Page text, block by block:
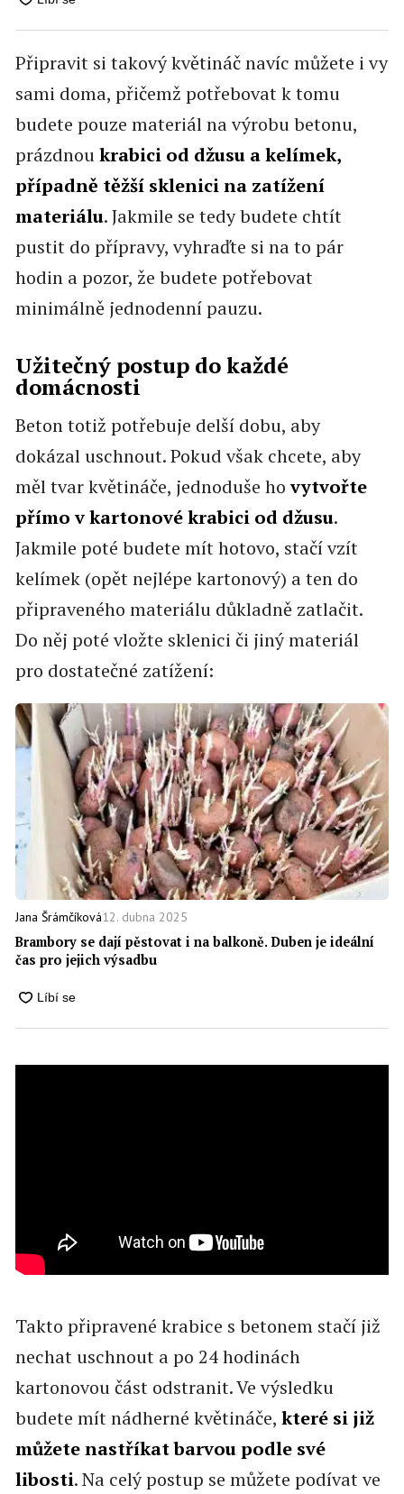
Připravit si takový květináč navíc můžete i vy
sami doma, přičemž potřebovat k tomu
budete pouze materiál na výrobu betonu,
prázdnoukrabici od džusu a kelímek,
případně těžší sklenici na zatížení
materiálu. Jakmile se tedy budete chtít
pustit do přípravy, vyhraďte si na to pár
hodin a pozor, že budete potřebovat
minimálně jednodenní pauzu.
Užitečný postup do každé
domácnosti
Beton totiž potřebuje delší dobu, aby
dokázal uschnout. Pokud však chcete, aby
měl tvar květináče, jednoduše hovytvořte
přímo v kartonové krabici od džusu.
Jakmile poté budete mít hotovo, stačí vzít
kelímek (opět nejlépe kartonový) a ten do
připraveného materiálu důkladně zatlačit.
Do něj poté vložte sklenici či jiný materiál
pro dostatečné zatížení:
Jana Šrámčíková12. dubna 2025
Brambory se dají pěstovat i na balkoně. Duben je ideální
čas pro jejich výsadbu
Takto připravené krabice s betonem stačí již
nechat uschnout a po 24 hodinách
kartonovou část odstranit. Ve výsledku
budete mít nádherné květináče, které si již
můžete nastříkat barvou podle své
libosti. Na celý postup se můžete podívat ve